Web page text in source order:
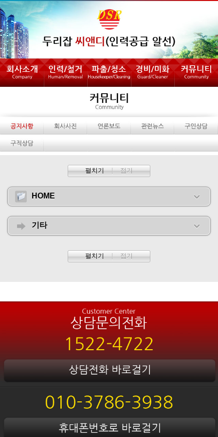
펼치기 | 접기
HOME
기타
펼치기 | 접기